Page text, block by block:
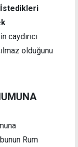
caydırıcı
olduğunu
Rum